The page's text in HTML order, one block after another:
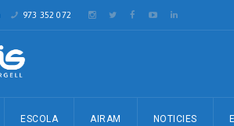
973 352 072
ESCOLA AIRAM NOTICIES